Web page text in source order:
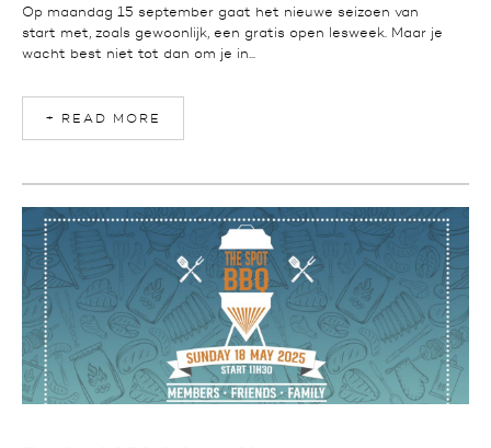
Op maandag 15 september gaat het nieuwe seizoen van
start met, zoals gewoonlijk, een gratis open lesweek. Maar je
wacht best niet tot dan om je in...
+ READ MORE